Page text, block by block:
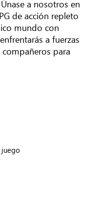
a nosotros en
de acción repleto
mundo con
a fuerzas
para